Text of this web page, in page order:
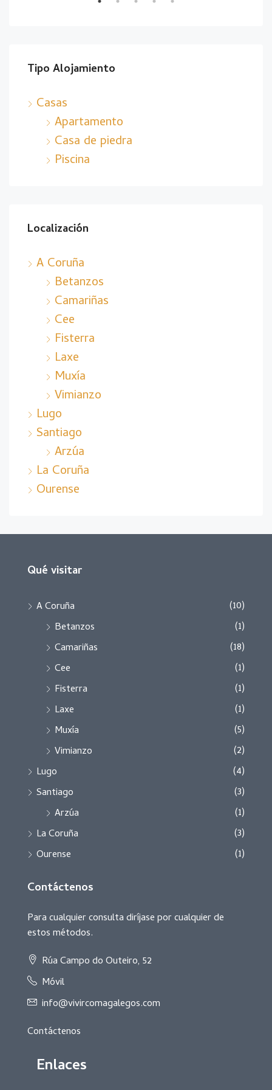
Tipo Alojamiento
Casas
Apartamento
Casa de piedra
Piscina
Localización
A Coruña
Betanzos
Camariñas
Cee
Fisterra
Laxe
Muxía
Vimianzo
Lugo
Santiago
Arzúa
La Coruña
Ourense
Qué visitar
A Coruña
(10)
Betanzos
(1)
Camariñas
(18)
Cee
(1)
Fisterra
(1)
Laxe
(1)
Muxía
(5)
Vimianzo
(2)
Lugo
(4)
Santiago
(3)
Arzúa
(1)
La Coruña
(3)
Ourense
(1)
Contáctenos
Para cualquier consulta diríjase por cualquier de
estos métodos.
Rúa Campo do Outeiro, 52
Móvil
info@vivircomagalegos.com
Contáctenos
Enlaces